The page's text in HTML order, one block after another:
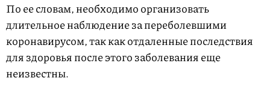
По ее словам, необходимо организовать
длительное наблюдение за переболевшими
коронавирусом, так как отдаленные последствия
для здоровья после этого заболевания еще
неизвестны.